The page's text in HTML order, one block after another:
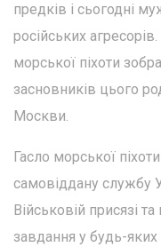
предків і сьогодні
російських
морської піхоти
засновників цього
Москви.
Гасло морської
самовіддану службу
Військовій присязі
завдання у будь-